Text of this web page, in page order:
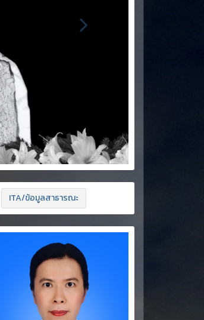
ITA/ข้อมูลสาธารณะ